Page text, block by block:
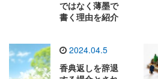
ではなく薄墨で
書く理由を紹介
2024.04.5
香典返しを辞退